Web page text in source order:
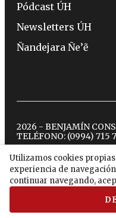
Utilizamos cookies
experiencia de
continuar navegando,
Pódcast ÚH
Newsletters ÚH
Ñandejara Ñe’ẽ
2026 - BENJAMÍN
TELÉFONO: (0994) 715
twitterinstagram